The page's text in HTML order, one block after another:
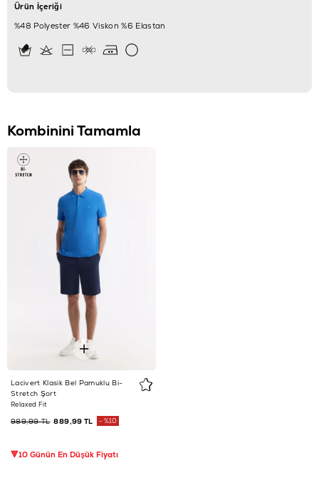
Ürün İçeriği
%48 Polyester %46 Viskon %6 Elastan
Kombinini Tamamla
Lacivert Klasik Bel Pamuklu Bi-
Stretch Şort
Relaxed Fit
889,99 TL
989,99 TL %10
🔻10 Günün En Düşük Fiyatı